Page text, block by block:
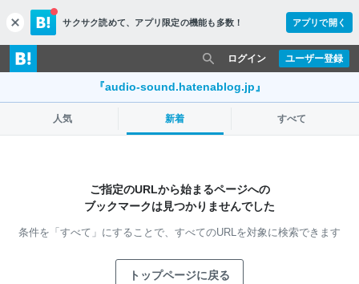
c
l
o
s
サクサク読めて、 アプリ限定の機能も多数！ アプリで開く
ユーザー登録
ログイン
『audio-sound.hatenablog.jp』
人気 新着 すべて
ご指定のURLから始まるページへの
ブックマークは見つかりませんでした
条件を「すべて」にすることで、 すべてのURLを対象に検索できます
トップページに戻る